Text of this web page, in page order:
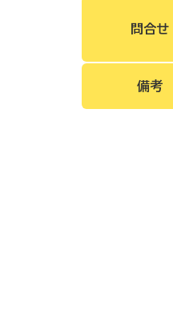
問合せ
備考